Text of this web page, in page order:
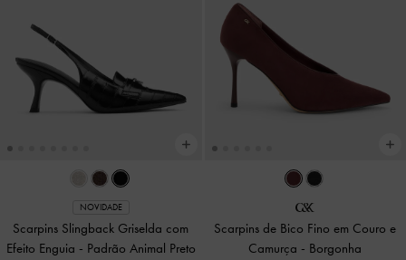
NOVIDADE
Scarpins Slingback Griselda com
Efeito Enguia - Padrão Animal Preto
Scarpins de Bico Fino em Couro e
Camurça - Borgonha